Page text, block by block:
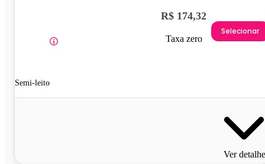
Semi-leito
R$ 174,32
Taxa zero
Selecionar
Ver